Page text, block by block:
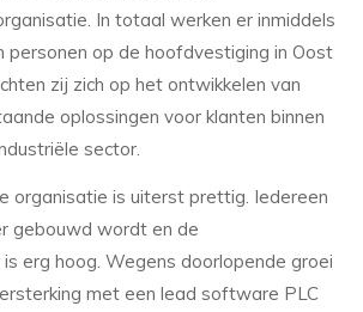
In totaal werken er inmiddels
personen op de hoofdvestiging in Oost
zij zich op het ontwikkelen van
oplossingen voor klanten binnen
sector.
organisatie is uiterst prettig. Iedereen
gebouwd wordt en de
erg hoog. Wegens doorlopende groei
met een lead software PLC